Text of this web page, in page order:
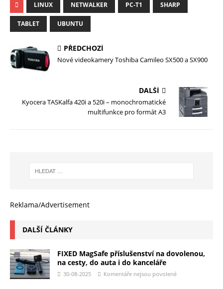
LINUX NETWALKER PC-T1 SHARP
TABLET UBUNTU
PŘEDCHOZÍ
Nové videokamery Toshiba Camileo SX500 a SX900
DALŠÍ
Kyocera TASKalfa 420i a 520i – monochromatické
multifunkce pro formát A3
Reklama/Advertisement
DALŠÍ ČLÁNKY
FIXED MagSafe příslušenství na dovolenou,
na cesty, do auta i do kanceláře
30-08-2025 Komentáře nejsou povolené